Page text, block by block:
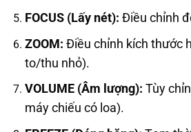
FOCUS (Lấy nét): Điều chỉnh
ZOOM: Điều chỉnh kích thước
to/thu nhỏ).
VOLUME (Âm lượng): Tùy
máy chiếu có loa).